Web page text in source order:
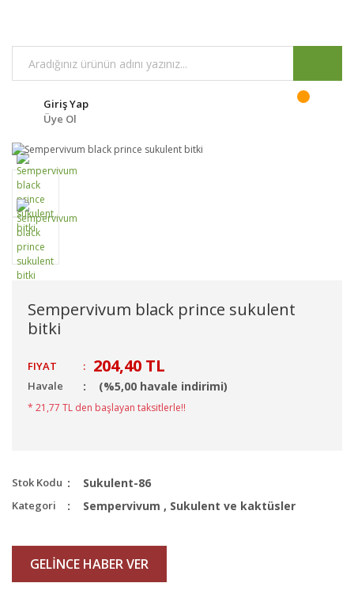
Giriş Yap
Üye Ol
Sempervivum black prince sukulent
bitki
FIYAT : 204,40 TL
Havale (%5,00 havale indirimi)
* 21,77 TL den başlayan taksitlerle!!
Stok Kodu Sukulent-86
Kategori Sempervivum , Sukulent ve kaktüsler
GELİNCE HABER VER